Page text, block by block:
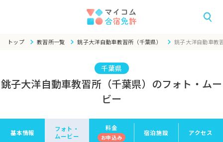
トップ 教習所一覧 銚子大洋自動車教習所（千葉県） 銚子大洋自動車教
千葉県
銚子大洋自動車教習所（千葉県）のフォト・ムー
ビー
基本情報
フォト・
ムービー
料金
お申込み
宿泊施設 アクセス